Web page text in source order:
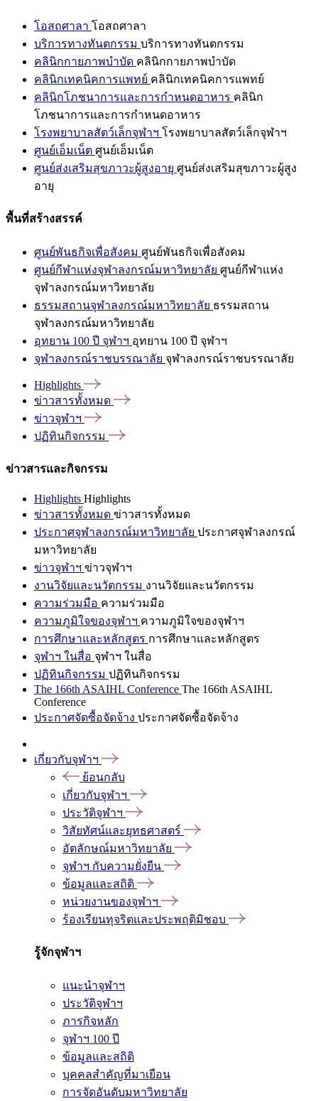
โอสถศาลา โอสถศาลา
บริการทางทันตกรรม บริการทางทันตกรรม
คลินิกกายภาพบำบัด คลินิกกายภาพบำบัด
คลินิกเทคนิคการแพทย์ คลินิกเทคนิคการแพทย์
คลินิกโภชนาการและการกำหนดอาหาร คลินิก
โภชนาการและการกำหนดอาหาร
โรงพยาบาลสัตว์เล็กจุฬาฯ โรงพยาบาลสัตว์เล็กจุฬาฯ
ศูนย์เอ็มเน็ต ศูนย์เอ็มเน็ต
ศูนย์ส่งเสริมสุขภาวะผู้สูงอายุ ศูนย์ส่งเสริมสุขภาวะผู้สูง
อายุ
พื้นที่สร้างสรรค์
ศูนย์พันธกิจเพื่อสังคม ศูนย์พันธกิจเพื่อสังคม
ศูนย์กีฬาแห่งจุฬาลงกรณ์มหาวิทยาลัย ศูนย์กีฬาแห่ง
จุฬาลงกรณ์มหาวิทยาลัย
ธรรมสถานจุฬาลงกรณ์มหาวิทยาลัย ธรรมสถาน
จุฬาลงกรณ์มหาวิทยาลัย
อุทยาน 100 ปี จุฬาฯ อุทยาน 100 ปี จุฬาฯ
จุฬาลงกรณ์ราชบรรณาลัย จุฬาลงกรณ์ราชบรรณาลัย
Highlights
ข่าวสารทั้งหมด
ข่าวจุฬาฯ
ปฏิทินกิจกรรม
ข่าวสารและกิจกรรม
Highlights Highlights
ข่าวสารทั้งหมด ข่าวสารทั้งหมด
ประกาศจุฬาลงกรณ์มหาวิทยาลัย ประกาศจุฬาลงกรณ์
มหาวิทยาลัย
ข่าวจุฬาฯ ข่าวจุฬาฯ
งานวิจัยและนวัตกรรม งานวิจัยและนวัตกรรม
ความร่วมมือ ความร่วมมือ
ความภูมิใจของจุฬาฯ ความภูมิใจของจุฬาฯ
การศึกษาและหลักสูตร การศึกษาและหลักสูตร
จุฬาฯ ในสื่อ จุฬาฯ ในสื่อ
ปฏิทินกิจกรรม ปฏิทินกิจกรรม
The 166th ASAIHL Conference The 166th ASAIHL
Conference
ประกาศจัดซื้อจัดจ้าง ประกาศจัดซื้อจัดจ้าง
เกี่ยวกับจุฬาฯ
ย้อนกลับ
เกี่ยวกับจุฬาฯ
ประวัติจุฬาฯ
วิสัยทัศน์และยุทธศาสตร์
อัตลักษณ์มหาวิทยาลัย
จุฬาฯ กับความยั่งยืน
ข้อมูลและสถิติ
หน่วยงานของจุฬาฯ
ร้องเรียนทุจริตและประพฤติมิชอบ
รู้จักจุฬาฯ
แนะนำจุฬาฯ
ประวัติจุฬาฯ
ภารกิจหลัก
จุฬาฯ 100 ปี
ข้อมูลและสถิติ
บุคคลสำคัญที่มาเยือน
การจัดอันดับมหาวิทยาลัย